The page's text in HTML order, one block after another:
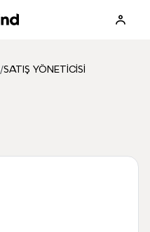
/SATIŞ YÖNETİCİSİ